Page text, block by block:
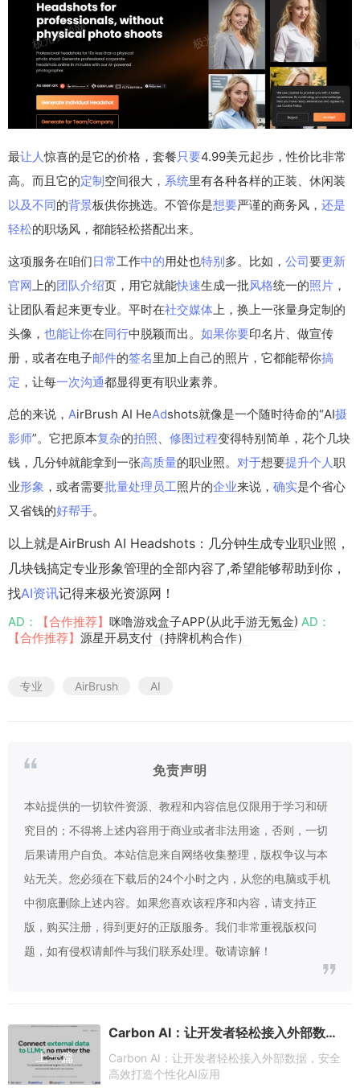
最让人惊喜的是它的价格，套餐只要4.99美元起步，性价比非常
高。而且它的定制 空间很大， 系统里有各种各样的正装、休闲装
以及不同的背景板供你挑选。不管你是想要严谨的商务风， 还是
轻松的职场风，都能轻松搭配出来。
这项服务在咱们日常工作中的用处也特别 多。比如， 公司要更新
官网上的团队介绍页，用它就能快速生成一批风格统一的照片 ，
让团队看起来更专业。平时在社交媒体上，换上一张量身定制的
头像， 也能让你在同行中脱颖而出。 如果你要印名片、做宣传
册，或者在电子邮件的签名里加上自己的照片，它都能帮你搞
定 ，让每一次沟通都显得更有职业素养。
总的来说， AirBrush AI HeAdshots就像是一个随时待命的“AI摄
影师”。它把原本复杂的拍照、 修图过程变得特别简单，花个几块
钱，几分钟就能拿到一张高质量的职业照。 对于想要提升个人职
业形象 ，或者需要批量处理 员工照片的企业来说， 确实是个省心
又省钱的好帮手。
以上就是AirBrush AI Headshots：几分钟生成专业职业照，
几块钱搞定专业形象管理的全部内容了,希望能够帮助到你，
找AI资讯记得来极光资源网！
AD： 【合作推荐】 咪噜游戏盒子APP(从此手游无氪金) AD：
【合作推荐】 源星开易支付（持牌机构合作）
专业 AirBrush AI
免责声明
本站提供的一切软件资源、教程和内容信息仅限用于学习和研
究目的；不得将上述内容用于商业或者非法用途，否则，一切
后果请用户自负。本站信息来自网络收集整理，版权争议与本
站无关。您必须在下载后的24个小时之内，从您的电脑或手机
中彻底删除上述内容。如果您喜欢该程序和内容，请支持正
版，购买注册，得到更好的正版服务。我们非常重视版权问
题，如有侵权请邮件与我们联系处理。敬请谅解！
上一篇
Carbon AI：让开发者轻松接入外部数据，安全高效打造个性化AI应用
Carbon AI：让开发者轻松接入外部数据，安全
高效打造个性化AI应用